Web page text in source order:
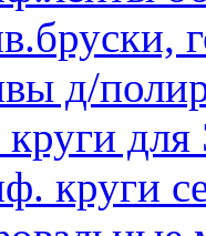
д/
круги